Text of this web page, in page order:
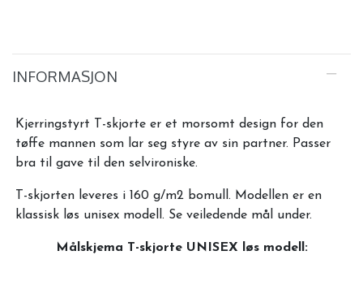
INFORMASJON
Kjerringstyrt T-skjorte er et morsomt design for den
tøffe mannen som lar seg styre av sin partner. Passer
bra til gave til den selvironiske.
T-skjorten leveres i 160 g/m2 bomull. Modellen er en
klassisk løs unisex modell. Se veiledende mål under.
Målskjema T-skjorte UNISEX løs modell: